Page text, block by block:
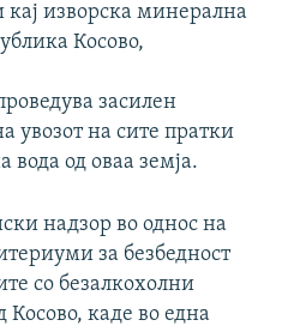
изворска минерална
Косово,
засилен
увозот на сите пратки
вода од оваа земја.
надзор во однос на
за безбедност
со безалкохолни
Косово, каде во една